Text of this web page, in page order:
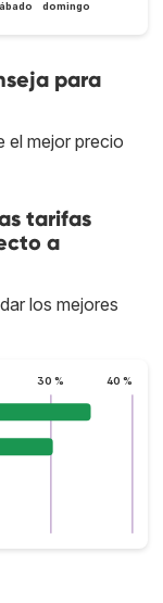
domingo
para
el mejor precio
tarifas
a
los mejores
30 % 40 %